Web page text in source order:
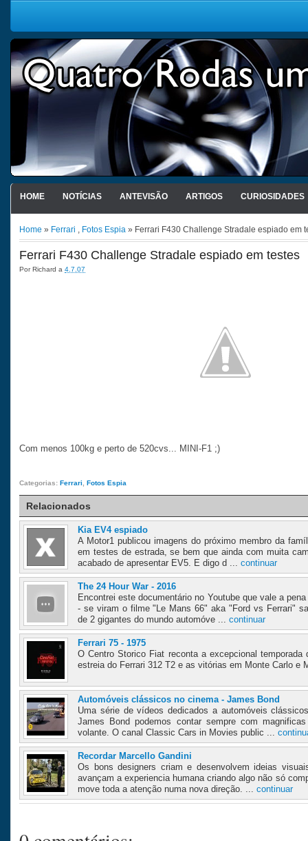
HOME NOTÍCIAS ANTEVISÃO ARTIGOS CURIOSIDADES
Home » Ferrari , Fotos Espia » Ferrari F430 Challenge Stradale espiado em
Ferrari F430 Challenge Stradale espiado em testes
PorRichard a 4.7.07
Com menos 100kg e perto de 520cvs... MINI-F1 ;)
Categorias: Ferrari Fotos Espia
Relacionados
Kia EV4 espiado
A Motor1 publicou imagens do próximo membro da
em testes de estrada, se bem que ainda com muita
acabado de apresentar EV5. E digo d ... continuar
The 24 Hour War - 2016
Encontrei este documentário no Youtube que vale a
- se viram o filme "Le Mans 66" aka "Ford vs Ferrari"
de 2 gigantes do mundo automóve ... continuar
Ferrari 75 - 1975
O Centro Storico Fiat reconta a excepcional
estreia do Ferrari 312 T2 e as vitórias em Monte Carlo e
Automóveis clássicos no cinema - James Bond
Uma série de vídeos dedicados a automóveis
James Bond podemos contar sempre com
volante. O canal Classic Cars in Movies public ...
Recordar Marcello Gandini
Os bons designers criam e desenvolvem ideias
avançam a experiencia humana criando algo não só
move toda a atenção numa nova direção. ... continuar